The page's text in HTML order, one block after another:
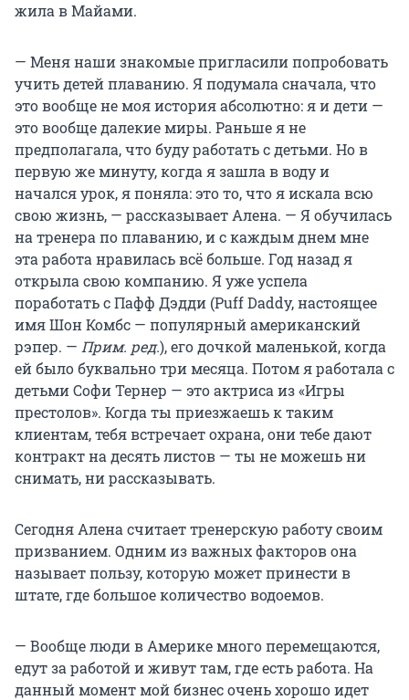
жила в Майами.
— Меня наши знакомые пригласили попробовать
учить детей плаванию. Я подумала сначала, что
это вообще не моя история абсолютно: я и дети —
это вообще далекие миры. Раньше я не
предполагала, что буду работать с детьми. Но в
первую же минуту, когда я зашла в воду и
начался урок, я поняла: это то, что я искала всю
свою жизнь, — рассказывает Алена. — Я обучилась
на тренера по плаванию, и с каждым днем мне
эта работа нравилась всё больше. Год назад я
открыла свою компанию. Я уже успела
поработать с Пафф Дэдди (Puff Daddy, настоящее
имя Шон Комбс — популярный американский
рэпер. — Прим. ред.), его дочкой маленькой, когда
ей было буквально три месяца. Потом я работала с
детьми Софи Тернер — это актриса из «Игры
престолов». Когда ты приезжаешь к таким
клиентам, тебя встречает охрана, они тебе дают
контракт на десять листов — ты не можешь ни
снимать, ни рассказывать.
Сегодня Алена считает тренерскую работу своим
призванием. Одним из важных факторов она
называет пользу, которую может принести в
штате, где большое количество водоемов.
— Вообще люди в Америке много перемещаются,
едут за работой и живут там, где есть работа. На
данный момент мой бизнес очень хорошо идет